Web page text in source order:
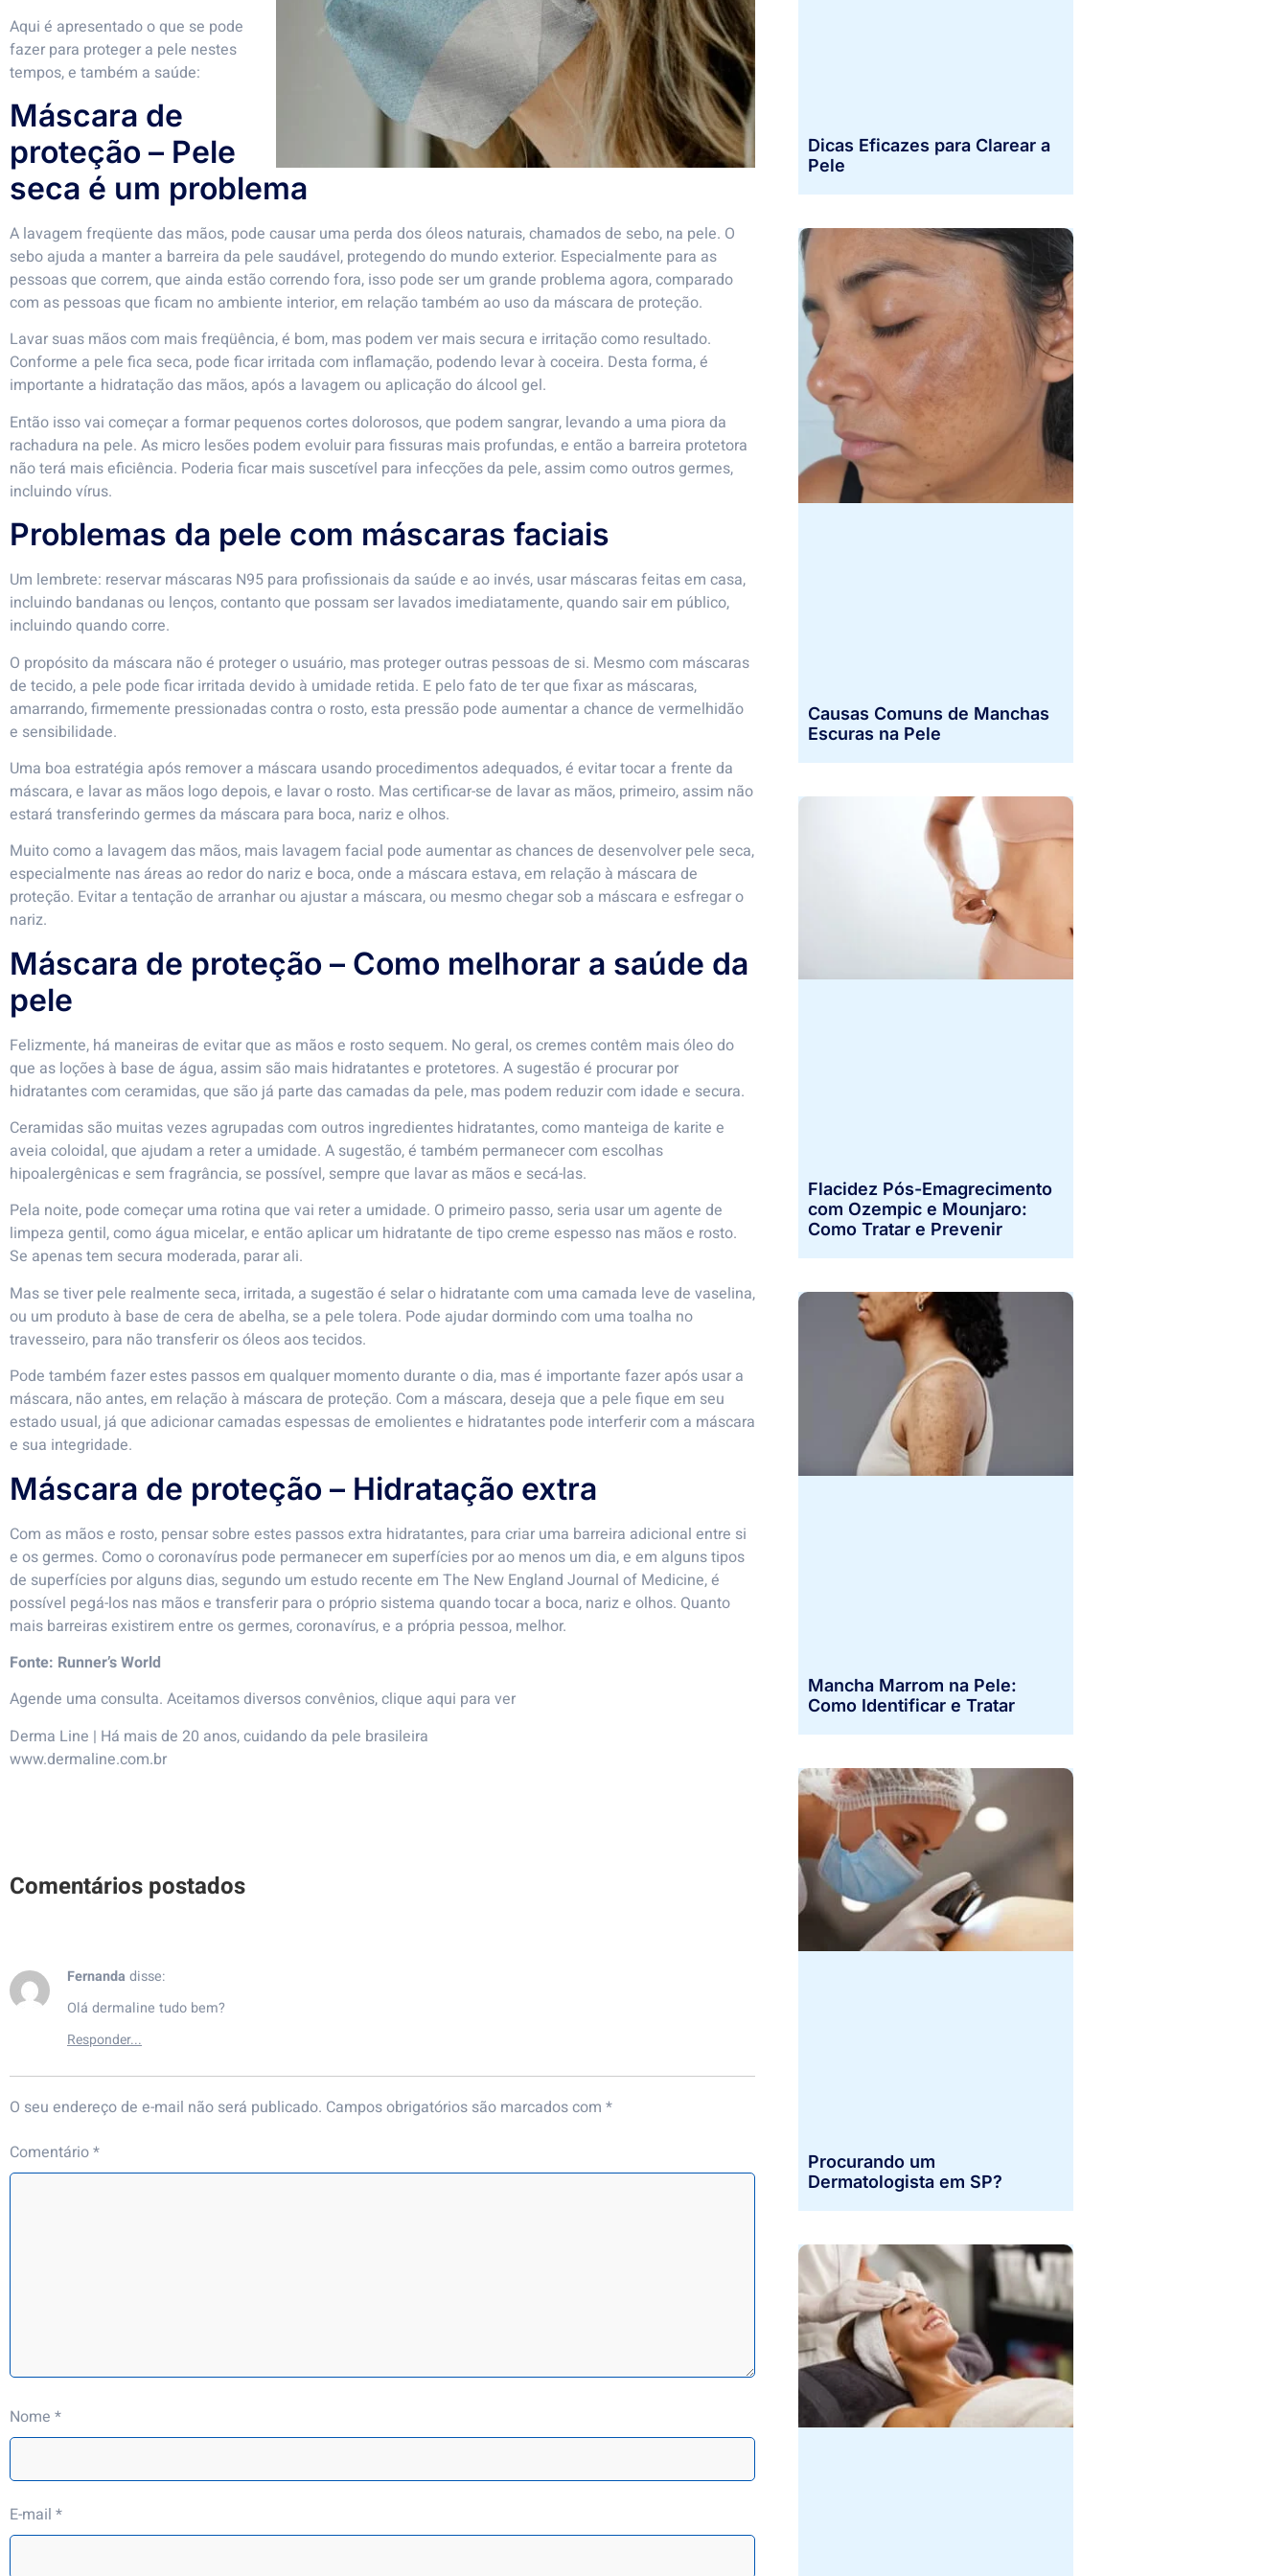
Aqui é apresentado o que se pode
fazer para proteger a pele nestes
tempos, e também a saúde:
Máscara de
proteção – Pele
seca é um problema
A lavagem freqüente das mãos, pode causar uma perda dos óleos naturais, chamados de sebo, na pele. O
sebo ajuda a manter a barreira da pele saudável, protegendo do mundo exterior. Especialmente para as
pessoas que correm, que ainda estão correndo fora, isso pode ser um grande problema agora, comparado
com as pessoas que ficam no ambiente interior, em relação também ao uso da máscara de proteção.
Lavar suas mãos com mais freqüência, é bom, mas podem ver mais secura e irritação como resultado.
Conforme a pele fica seca, pode ficar irritada com inflamação, podendo levar à coceira. Desta forma, é
importante a hidratação das mãos, após a lavagem ou aplicação do álcool gel.
Então isso vai começar a formar pequenos cortes dolorosos, que podem sangrar, levando a uma piora da
rachadura na pele. As micro lesões podem evoluir para fissuras mais profundas, e então a barreira protetora
não terá mais eficiência. Poderia ficar mais suscetível para infecções da pele, assim como outros germes,
incluindo vírus.
Problemas da pele com máscaras faciais
Um lembrete: reservar máscaras N95 para profissionais da saúde e ao invés, usar máscaras feitas em casa,
incluindo bandanas ou lenços, contanto que possam ser lavados imediatamente, quando sair em público,
incluindo quando corre.
O propósito da máscara não é proteger o usuário, mas proteger outras pessoas de si. Mesmo com máscaras
de tecido, a pele pode ficar irritada devido à umidade retida. E pelo fato de ter que fixar as máscaras,
amarrando, firmemente pressionadas contra o rosto, esta pressão pode aumentar a chance de vermelhidão
e sensibilidade.
Uma boa estratégia após remover a máscara usando procedimentos adequados, é evitar tocar a frente da
máscara, e lavar as mãos logo depois, e lavar o rosto. Mas certificar-se de lavar as mãos, primeiro, assim não
estará transferindo germes da máscara para boca, nariz e olhos.
Muito como a lavagem das mãos, mais lavagem facial pode aumentar as chances de desenvolver pele seca,
especialmente nas áreas ao redor do nariz e boca, onde a máscara estava, em relação à máscara de
proteção. Evitar a tentação de arranhar ou ajustar a máscara, ou mesmo chegar sob a máscara e esfregar o
nariz.
Máscara de proteção – Como melhorar a saúde da
pele
Felizmente, há maneiras de evitar que as mãos e rosto sequem. No geral, os cremes contêm mais óleo do
que as loções à base de água, assim são mais hidratantes e protetores. A sugestão é procurar por
hidratantes com ceramidas, que são já parte das camadas da pele, mas podem reduzir com idade e secura.
Ceramidas são muitas vezes agrupadas com outros ingredientes hidratantes, como manteiga de karite e
aveia coloidal, que ajudam a reter a umidade. A sugestão, é também permanecer com escolhas
hipoalergênicas e sem fragrância, se possível, sempre que lavar as mãos e secá-las.
Pela noite, pode começar uma rotina que vai reter a umidade. O primeiro passo, seria usar um agente de
limpeza gentil, como água micelar, e então aplicar um hidratante de tipo creme espesso nas mãos e rosto.
Se apenas tem secura moderada, parar ali.
Mas se tiver pele realmente seca, irritada, a sugestão é selar o hidratante com uma camada leve de vaselina,
ou um produto à base de cera de abelha, se a pele tolera. Pode ajudar dormindo com uma toalha no
travesseiro, para não transferir os óleos aos tecidos.
Pode também fazer estes passos em qualquer momento durante o dia, mas é importante fazer após usar a
máscara, não antes, em relação à máscara de proteção. Com a máscara, deseja que a pele fique em seu
estado usual, já que adicionar camadas espessas de emolientes e hidratantes pode interferir com a máscara
e sua integridade.
Máscara de proteção – Hidratação extra
Com as mãos e rosto, pensar sobre estes passos extra hidratantes, para criar uma barreira adicional entre si
e os germes. Como o coronavírus pode permanecer em superfícies por ao menos um dia, e em alguns tipos
de superfícies por alguns dias, segundo um estudo recente em The New England Journal of Medicine, é
possível pegá-los nas mãos e transferir para o próprio sistema quando tocar a boca, nariz e olhos. Quanto
mais barreiras existirem entre os germes, coronavírus, e a própria pessoa, melhor.
Fonte: Runner’s World
Agende uma consulta. Aceitamos diversos convênios, clique aqui para ver
Derma Line | Há mais de 20 anos, cuidando da pele brasileira⠀
www.dermaline.com.br
Fernanda disse:
Olá dermaline tudo bem?
O seu endereço de e-mail não será publicado. Campos obrigatórios são marcados com *
Comentário*
Nome *
E-mail *
Dicas Eficazes para Clarear a
Pele
Causas Comuns de Manchas
Escuras na Pele
Flacidez Pós-Emagrecimento
com Ozempic e Mounjaro:
Como Tratar e Prevenir
Mancha Marrom na Pele:
Como Identificar e Tratar
Procurando um
Dermatologista em SP?